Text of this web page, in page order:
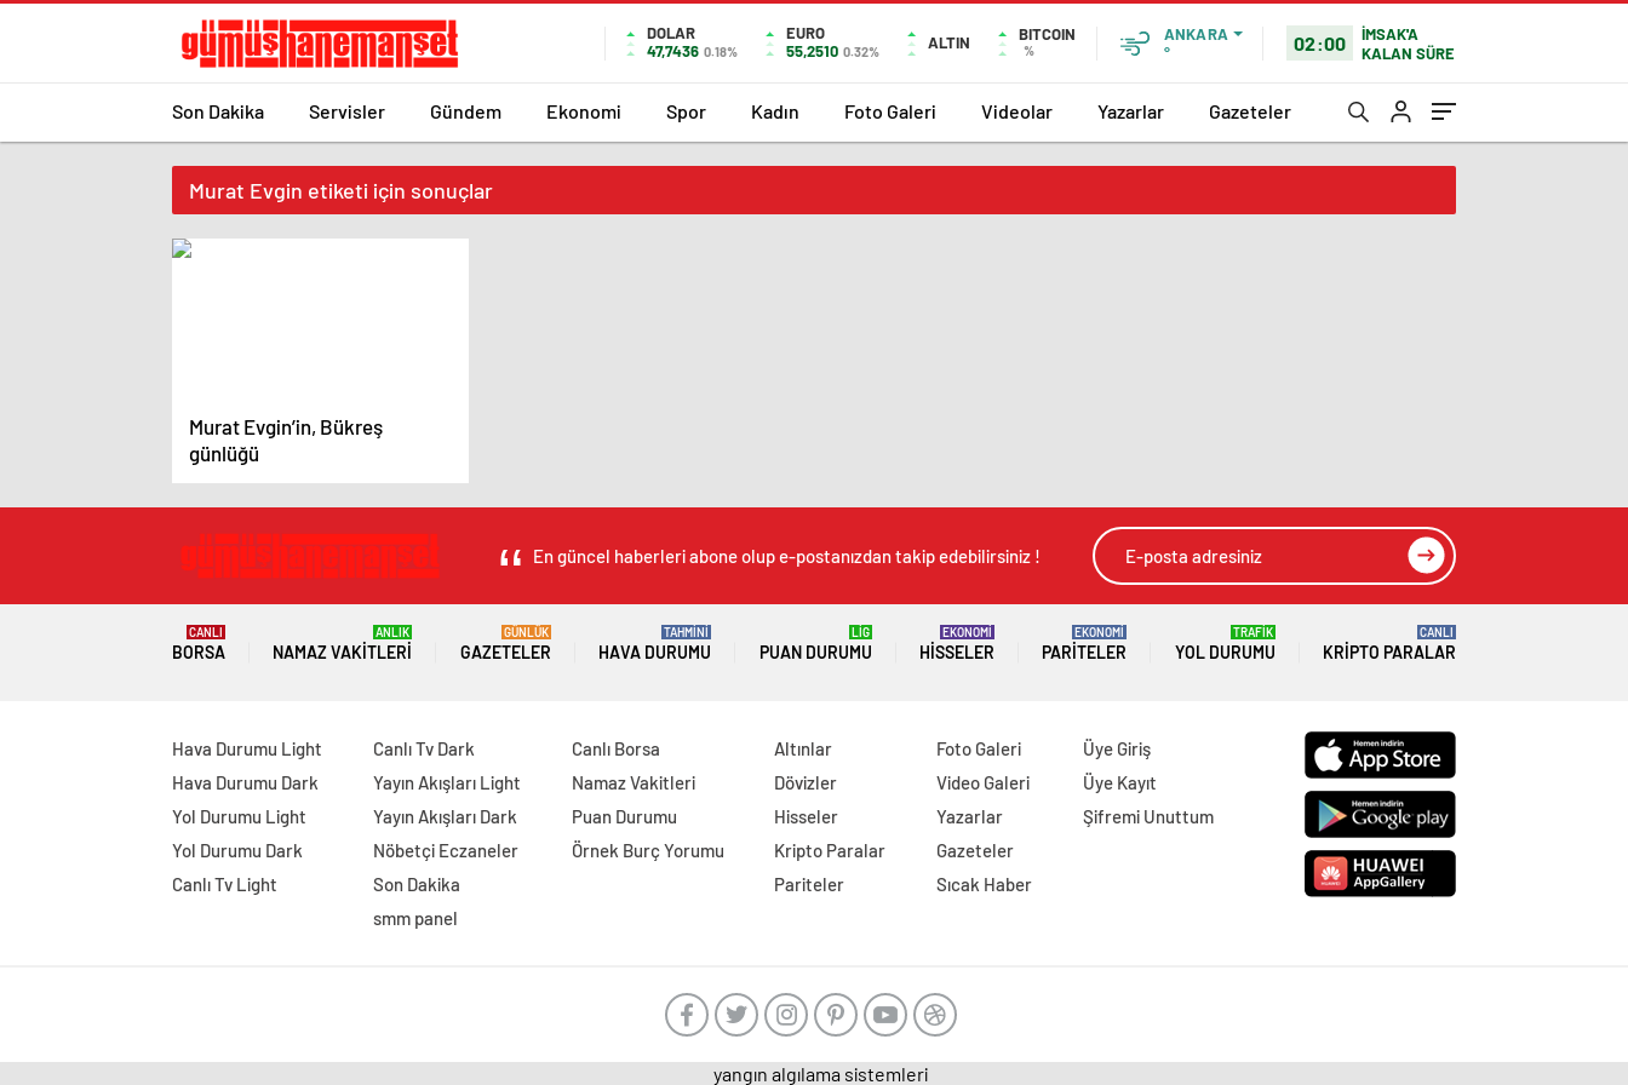
DOLAR
47,7436 0.18%
EURO
55,2510 0.32% ALTIN BITCOIN
%
ANKARA
°
02:00
İMSAK'A
KALAN SÜRE
Son Dakika Servisler Gündem Ekonomi Spor Kadın Foto Galeri Videolar Yazarlar Gazeteler
Murat Evgin etiketi için sonuçlar
Murat Evgin’in, Bükreş
günlüğü
En güncel haberleri abone olup e-postanızdan takip edebilirsiniz !
BORSA
CANLI
NAMAZ VAKITLERI
ANLIK
GAZETELER
GÜNLÜK
HAVA DURUMU
TAHMİNİ
PUAN DURUMU
LİG
HISSELER
EKONOMİ
PARITELER
EKONOMİ
YOL DURUMU
TRAFİK
KRIPTO PARALAR
CANLI
Hava Durumu Light
Hava Durumu Dark
Yol Durumu Light
Yol Durumu Dark
Canlı Tv Light
Canlı Tv Dark
Yayın Akışları Light
Yayın Akışları Dark
Nöbetçi Eczaneler
Son Dakika
smm panel
Canlı Borsa
Namaz Vakitleri
Puan Durumu
Örnek Burç Yorumu
Altınlar
Dövizler
Hisseler
Kripto Paralar
Pariteler
Foto Galeri
Video Galeri
Yazarlar
Gazeteler
Sıcak Haber
Üye Giriş
Üye Kayıt
Şifremi Unuttum
yangın algılama sistemleri